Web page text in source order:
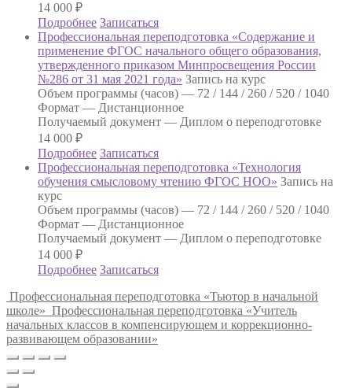
14 000 ₽
Подробнее Записаться
Профессиональная переподготовка «Содержание и
применение ФГОС начального общего образования,
утвержденного приказом Минпросвещения России
№286 от 31 мая 2021 года» Запись на курс
Объем программы (часов) — 72 / 144 / 260 / 520 / 1040
Формат — Дистанционное
Получаемый документ — Диплом о переподготовке
14 000 ₽
Подробнее Записаться
Профессиональная переподготовка «Технология
обучения смысловому чтению ФГОС НОО» Запись на
курс
Объем программы (часов) — 72 / 144 / 260 / 520 / 1040
Формат — Дистанционное
Получаемый документ — Диплом о переподготовке
14 000 ₽
Подробнее Записаться
Профессиональная переподготовка «Тьютор в начальной
школе» Профессиональная переподготовка «Учитель
начальных классов в компенсирующем и коррекционно-
развивающем образовании»